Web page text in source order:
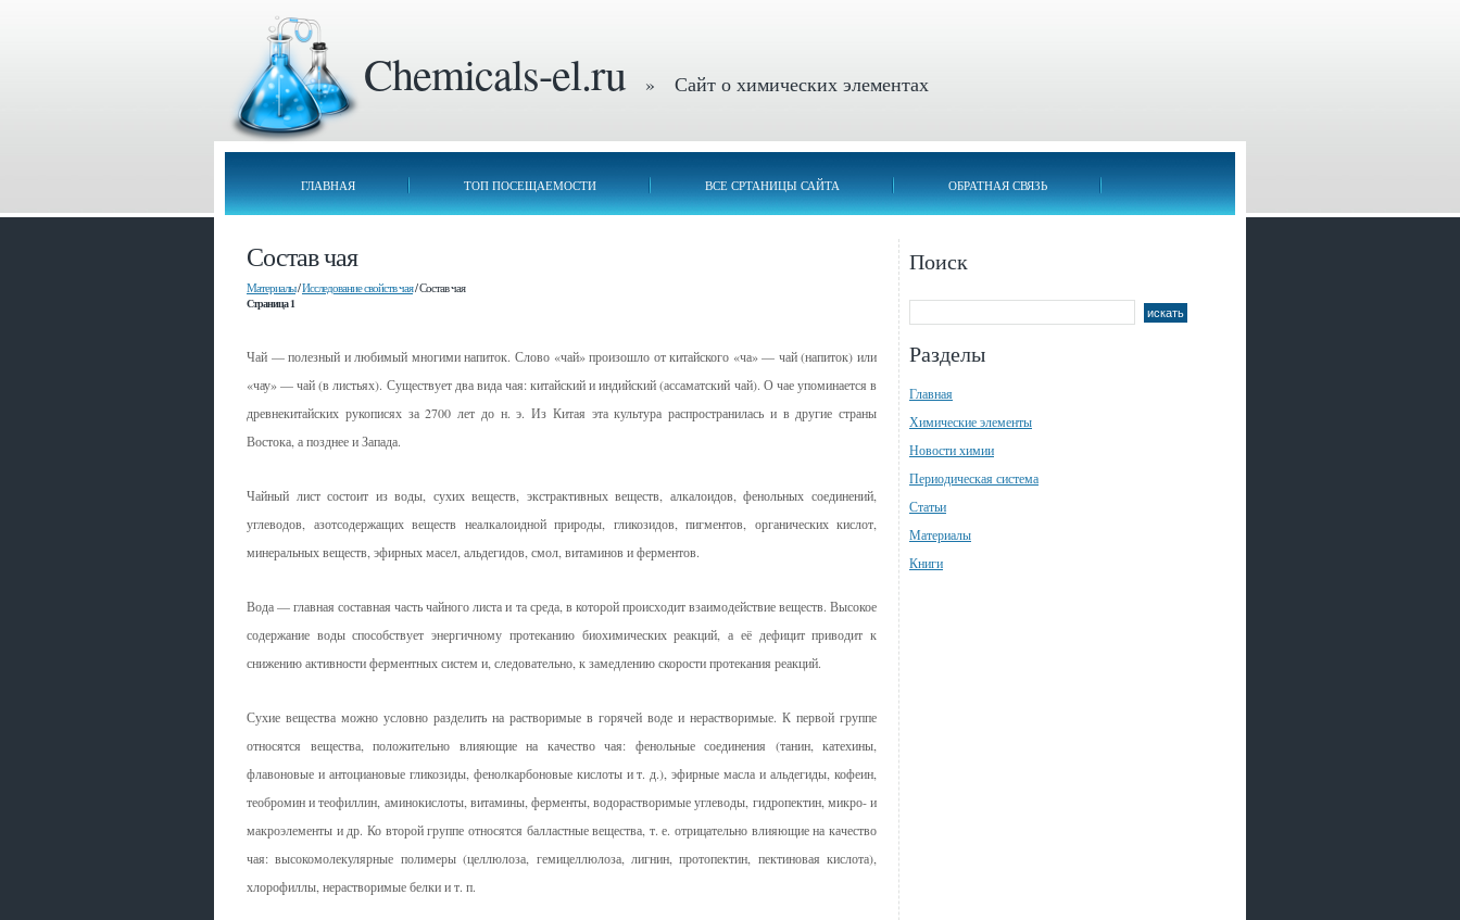
Chemicals-el.ru » Сайт о химических элементах
ГЛАВНАЯ ТОП ПОСЕЩАЕМОСТИ ВСЕ СРТАНИЦЫ САЙТА ОБРАТНАЯ СВЯЗЬ
Состав чая
Материалы/Исследование свойств чая/ Состав чая
Страница 1
Чай — полезный и любимый многими напиток. Слово «чай» произошло от китайского «ча» — чай (напиток) или
«чау» — чай (в листьях). Существует два вида чая: китайский и индийский (ассаматский чай). О чае упоминается в
древнекитайских рукописях за 2700 лет до н. э. Из Китая эта культура распространилась и в другие страны
Востока, а позднее и Запада.
Чайный лист состоит из воды, сухих веществ, экстрактивных веществ, алкалоидов, фенольных соединений,
углеводов, азотсодержащих веществ неалкалоидной природы, гликозидов, пигментов, органических кислот,
минеральных веществ, эфирных масел, альдегидов, смол, витаминов и ферментов.
Вода — главная составная часть чайного листа и та среда, в которой происходит взаимодействие веществ. Высокое
содержание воды способствует энергичному протеканию биохимических реакций, а её дефицит приводит к
снижению активности ферментных систем и, следовательно, к замедлению скорости протекания реакций.
Сухие вещества можно условно разделить на растворимые в горячей воде и нерастворимые. К первой группе
относятся вещества, положительно влияющие на качество чая: фенольные соединения (танин, катехины,
флавоновые и антоциановые гликозиды, фенолкарбоновые кислоты и т. д.), эфирные масла и альдегиды, кофеин,
теобромин и теофиллин, аминокислоты, витамины, ферменты, водорастворимые углеводы, гидропектин, микро- и
макроэлементы и др. Ко второй группе относятся балластные вещества, т. е. отрицательно влияющие на качество
чая: высокомолекулярные полимеры (целлюлоза, гемицеллюлоза, лигнин, протопектин, пектиновая кислота),
хлорофиллы, нерастворимые белки и т. п.
Поиск
Разделы
Главная
Химические элементы
Новости химии
Периодическая система
Статьи
Материалы
Книги